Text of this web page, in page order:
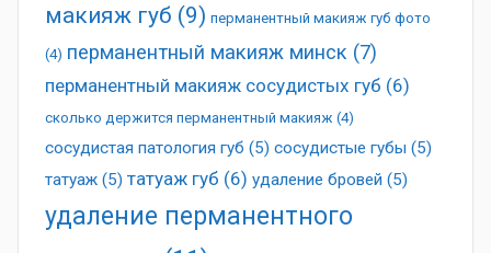
макияж губ (9) перманентный макияж губ фото
(4) перманентный макияж минск (7)
перманентный макияж сосудистых губ (6)
сколько держится перманентный макияж (4)
сосудистая патология губ (5) сосудистые губы (5)
татуаж (5) татуаж губ (6) удаление бровей (5)
удаление перманентного